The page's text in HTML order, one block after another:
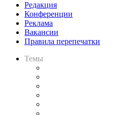
Редакция
Конференции
Реклама
Вакансии
Правила перепечатки
Темы